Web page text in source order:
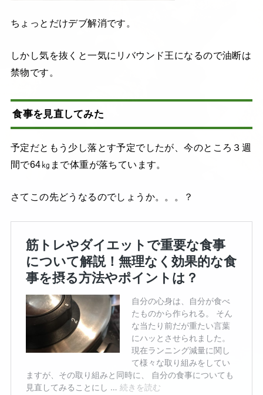
ちょっとだけデブ解消です。
しかし気を抜くと一気にリバウンド王になるので油断は
禁物です。
食事を見直してみた
予定だともう少し落とす予定でしたが、今のところ３週
間で64㎏まで体重が落ちています。
さてこの先どうなるのでしょうか。。。？